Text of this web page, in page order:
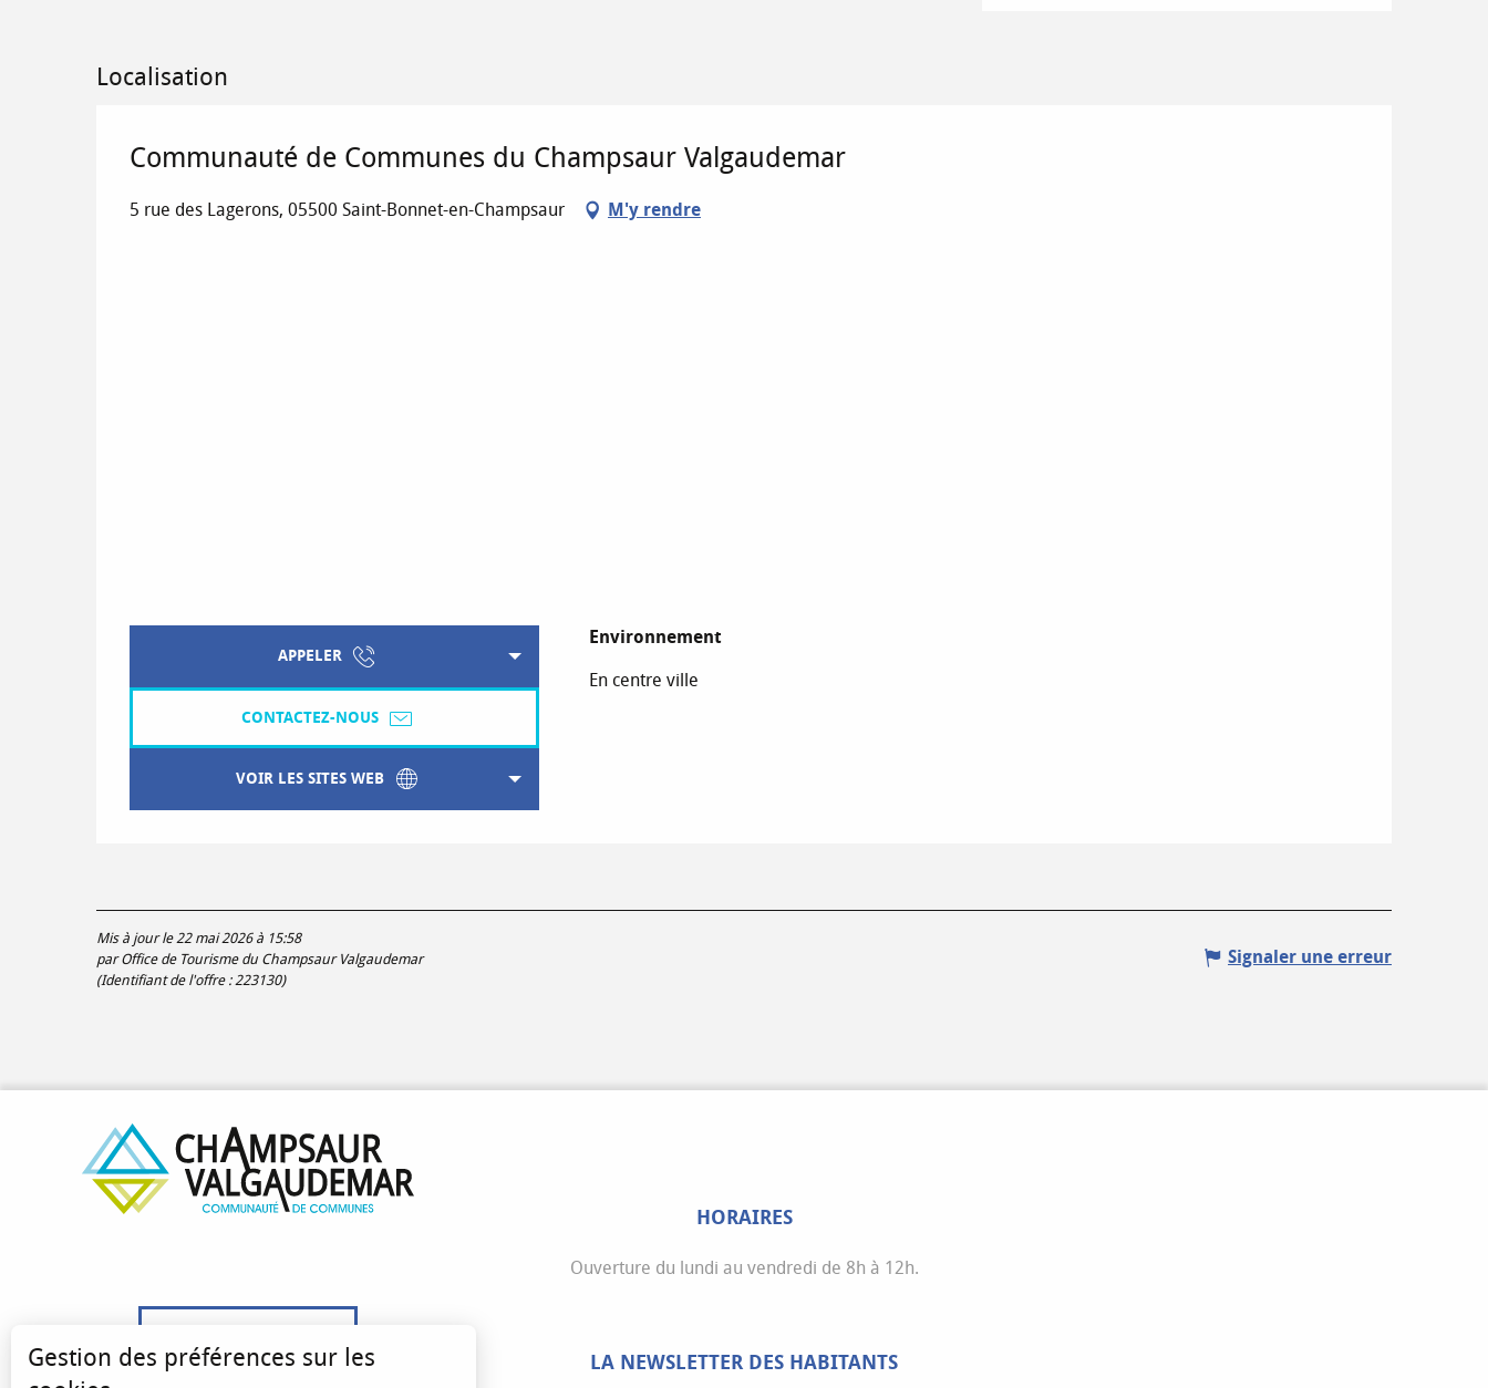
Localisation
Communauté de Communes du Champsaur Valgaudemar
5 rue des Lagerons, 05500 Saint-Bonnet-en-Champsaur M'y rendre
APPELER
CONTACTEZ-NOUS
VOIR LES SITES WEB
Environnement
Environnement
En centre ville
Mis à jour le 22 mai 2026 à 15:58
par Office de Tourisme du Champsaur Valgaudemar
(Identifiant de l'offre : 223130)
Signaler une erreur
HORAIRES
Ouverture du lundi au vendredi de 8h à 12h.
LA NEWSLETTER DES HABITANTS
Gestion des préférences sur les